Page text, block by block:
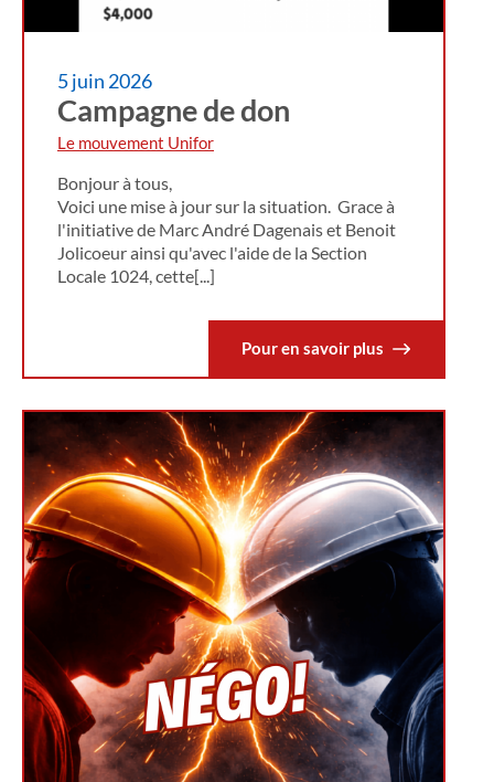
5 juin 2026
Campagne de don
Le mouvement Unifor
Bonjour à tous,
Voici une mise à jour sur la situation. Grace à
l'initiative de Marc André Dagenais et Benoit
Jolicoeur ainsi qu'avec l'aide de la Section
Locale 1024, cette[...]
Pour en savoir plus